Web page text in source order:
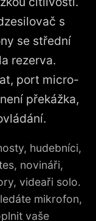
s
se střední
rezerva.
port micro-
překážka,
hudebníci,
novináři,
videaři solo.
mikrofon,
vaše